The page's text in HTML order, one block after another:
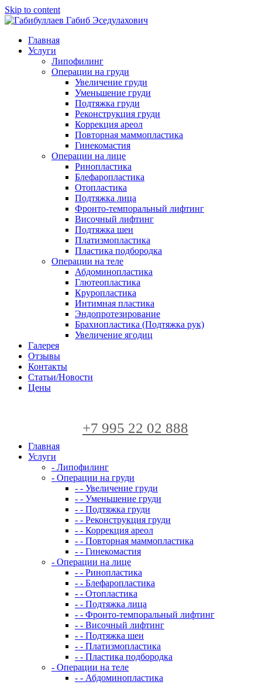
Skip to content
Главная
Услуги
Липофилинг
Операции на груди
Увеличение груди
Уменьшение груди
Подтяжка груди
Реконструкция груди
Коррекция ареол
Повторная маммопластика
Гинекомастия
Операции на лице
Ринопластика
Блефаропластика
Отопластика
Подтяжка лица
Фронто-темпоральный лифтинг
Височный лифтинг
Подтяжка шеи
Платизмопластика
Пластика подбородка
Операции на теле
Абдоминопластика
Глютеопластика
Круропластика
Интимная пластика
Эндопротезирование
Брахиопластика (Подтяжка рук)
Увеличение ягодиц
Галерея
Отзывы
Контакты
Статьи/Новости
Цены
+7 995 22 02 888
Главная
Услуги
- Липофилинг
- Операции на груди
- - Увеличение груди
- - Уменьшение груди
- - Подтяжка груди
- - Реконструкция груди
- - Коррекция ареол
- - Повторная маммопластика
- - Гинекомастия
- Операции на лице
- - Ринопластика
- - Блефаропластика
- - Отопластика
- - Подтяжка лица
- - Фронто-темпоральный лифтинг
- - Височный лифтинг
- - Подтяжка шеи
- - Платизмопластика
- - Пластика подбородка
- Операции на теле
- - Абдоминопластика